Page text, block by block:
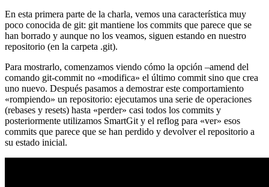
En esta primera parte de la charla, vemos una característica muy
poco conocida de git: git mantiene los commits que parece que se
han borrado y aunque no los veamos, siguen estando en nuestro
repositorio (en la carpeta .git).
Para mostrarlo, comenzamos viendo cómo la opción –amend del
comando git-commit no «modifica» el último commit sino que crea
uno nuevo. Después pasamos a demostrar este comportamiento
«rompiendo» un repositorio: ejecutamos una serie de operaciones
(rebases y resets) hasta «perder» casi todos los commits y
posteriormente utilizamos SmartGit y el reflog para «ver» esos
commits que parece que se han perdido y devolver el repositorio a
su estado inicial.